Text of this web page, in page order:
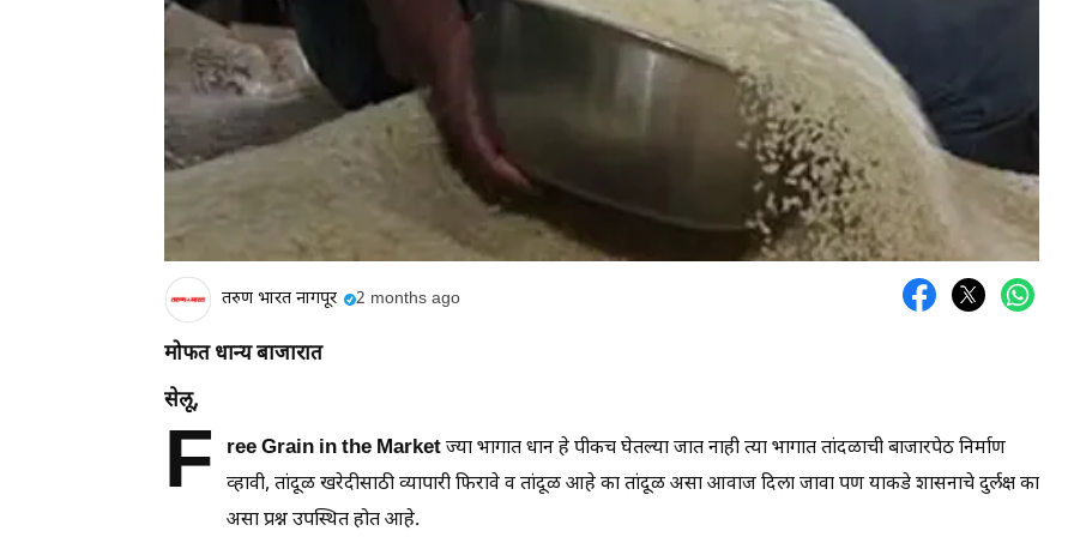
तरुण भारत नागपूर 2 months ago
मोफत धान्य बाजारात
सेलू,
F ree Grain in the Marketज्या भागात धान हे पीकच घेतल्या जात नाही त्या भागात तांदळाची बाजारपेठ निर्माण
व्हावी, तांदूळ खरेदीसाठी व्यापारी फिरावे व तांदूळ आहे का तांदूळ असा आवाज दिला जावा पण याकडे शासनाचे दुर्लक्ष का
असा प्रश्न उपस्थित होत आहे.